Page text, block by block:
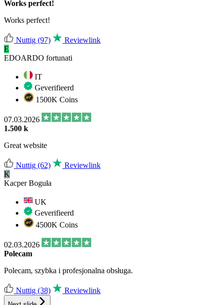
Works perfect!
Works perfect!
Nuttig (97)
Reviewlink
E
EDOARDO fortunati
IT
Geverifieerd
1500K Coins
07.03.2026
1.500 k
Great website
Nuttig (62)
Reviewlink
K
Kacper Boguła
UK
Geverifieerd
4500K Coins
02.03.2026
Polecam
Polecam, szybka i profesjonalna obsługa.
Nuttig (38) Reviewlink